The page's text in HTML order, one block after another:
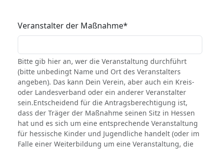
Veranstalter der Maßnahme*
Bitte gib hier an, wer die Veranstaltung durchführt
(bitte unbedingt Name und Ort des Veranstalters
angeben). Das kann Dein Verein, aber auch ein Kreis-
oder Landesverband oder ein anderer Veranstalter
sein.Entscheidend für die Antragsberechtigung ist,
dass der Träger der Maßnahme seinen Sitz in Hessen
hat und es sich um eine entsprechende Veranstaltung
für hessische Kinder und Jugendliche handelt (oder im
Falle einer Weiterbildung um eine Veranstaltung, die